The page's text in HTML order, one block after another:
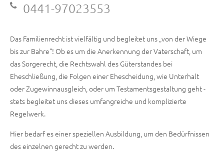
0441-97023553
Das Familienrecht ist vielfältig und begleitet uns „von der Wiege
bis zur Bahre“! Ob es um die Anerkennung der Vaterschaft, um
das Sorgerecht, die Rechtswahl des Güterstandes bei
Eheschließung, die Folgen einer Ehescheidung, wie Unterhalt
oder Zugewinnausgleich, oder um Testamentsgestaltung geht -
stets begleitet uns dieses umfangreiche und komplizierte
Regelwerk.
Hier bedarf es einer speziellen Ausbildung, um den Bedürfnissen
des einzelnen gerecht zu werden.